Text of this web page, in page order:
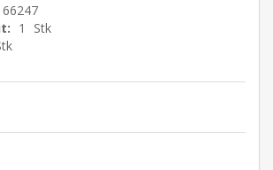
1
Stk